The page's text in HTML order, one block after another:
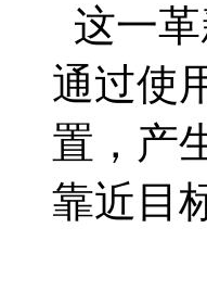
这一
通过使
置，产
靠近目